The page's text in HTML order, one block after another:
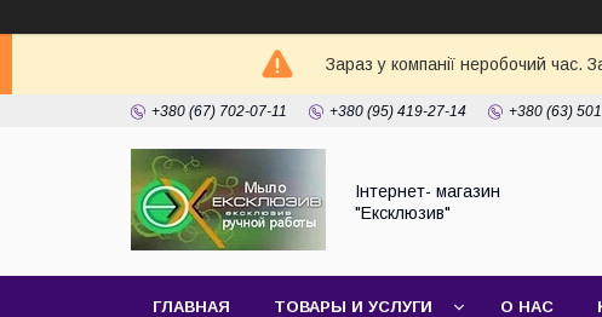
Зараз у компанії неробочий час.
+380 (67) 702-07-11 +380 (95) 419-27-14 +380 (63)
Інтернет- магазин
"Ексклюзив"
ГЛАВНАЯ ТОВАРЫ И УСЛУГИ О НАС